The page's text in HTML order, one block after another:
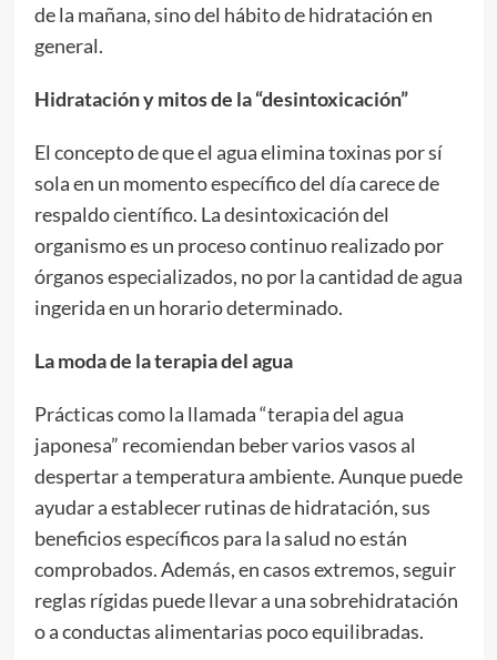
de la mañana, sino del hábito de hidratación en
general.
Hidratación y mitos de la “desintoxicación”
El concepto de que el agua elimina toxinas por sí
sola en un momento específico del día carece de
respaldo científico. La desintoxicación del
organismo es un proceso continuo realizado por
órganos especializados, no por la cantidad de agua
ingerida en un horario determinado.
La moda de la terapia del agua
Prácticas como la llamada “terapia del agua
japonesa” recomiendan beber varios vasos al
despertar a temperatura ambiente. Aunque puede
ayudar a establecer rutinas de hidratación, sus
beneficios específicos para la salud no están
comprobados. Además, en casos extremos, seguir
reglas rígidas puede llevar a una sobrehidratación
o a conductas alimentarias poco equilibradas.